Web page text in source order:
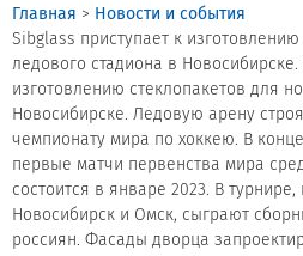
Главная > Новости и события
Sibglass приступает к
ледового стадиона в
изготовлению стеклопакетов для
Новосибирске. Ледовую арену
чемпионату мира по хоккею. В
первые матчи первенства мира
состоится в январе 2023. В
Новосибирск и Омск, сыграют
россиян. Фасады дворца